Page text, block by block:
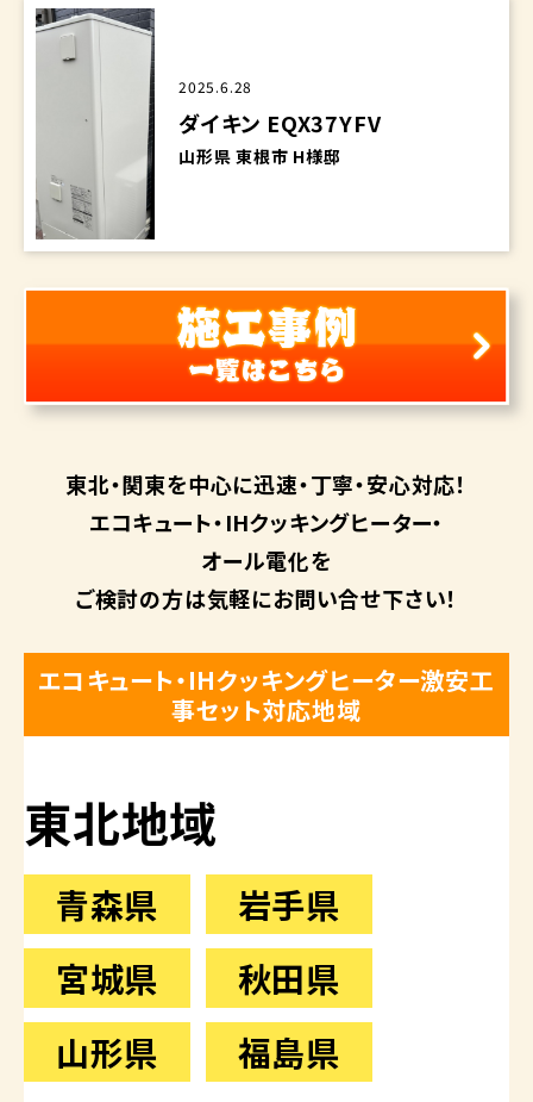
2025.6.28
ダイキン EQX37YFV
山形県 東根市 H様邸
東北・関東を中心に迅速・丁寧・安心対応！
エコキュート・IHクッキングヒーター・
オール電化を
ご検討の方は気軽にお問い合せ下さい！
エコキュート・IHクッキングヒーター激安工
事セット対応地域
東北地域
青森県
岩手県
宮城県
秋田県
山形県
福島県